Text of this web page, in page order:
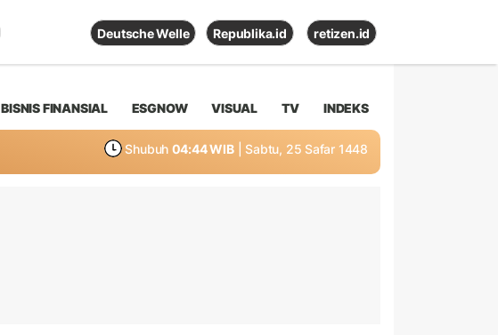
Deutsche Welle Republika.id retizen.id
BISNIS FINANSIAL ESGNOW VISUAL TV INDEKS
Shubuh 04:44 WIB | Sabtu, 25 Safar 1448